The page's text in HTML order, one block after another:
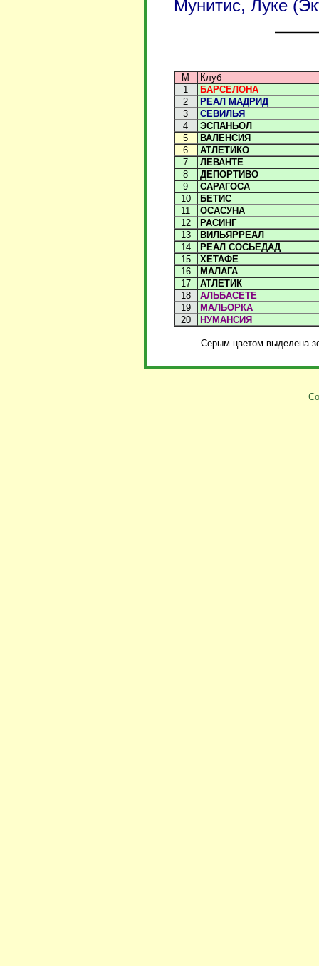
Мунитис, Луке
М
Клуб
1
БАРСЕЛОНА
2
РЕАЛ МАДРИД
3
СЕВИЛЬЯ
4
ЭСПАНЬОЛ
5
ВАЛЕНСИЯ
6
АТЛЕТИКО
7
ЛЕВАНТЕ
8
ДЕПОРТИВО
9
САРАГОСА
10
БЕТИС
11
ОСАСУНА
12
РАСИНГ
13
ВИЛЬЯРРЕАЛ
14
РЕАЛ СОСЬЕДАД
15
ХЕТАФЕ
16
МАЛАГА
17
АТЛЕТИК
18
АЛЬБАСЕТЕ
19
МАЛЬОРКА
20
НУМАНСИЯ
Серым цветом выделена